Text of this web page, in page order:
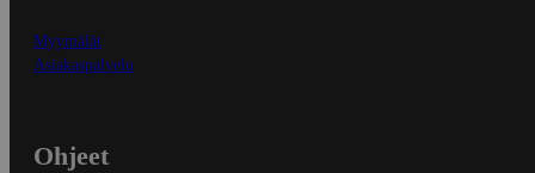
Myymälät
Asiakaspalvelu
Ohjeet